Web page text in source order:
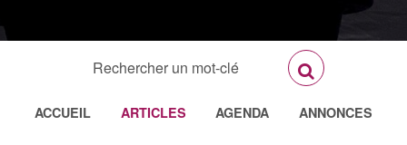
ACCUEIL ARTICLES AGENDA ANNONCES